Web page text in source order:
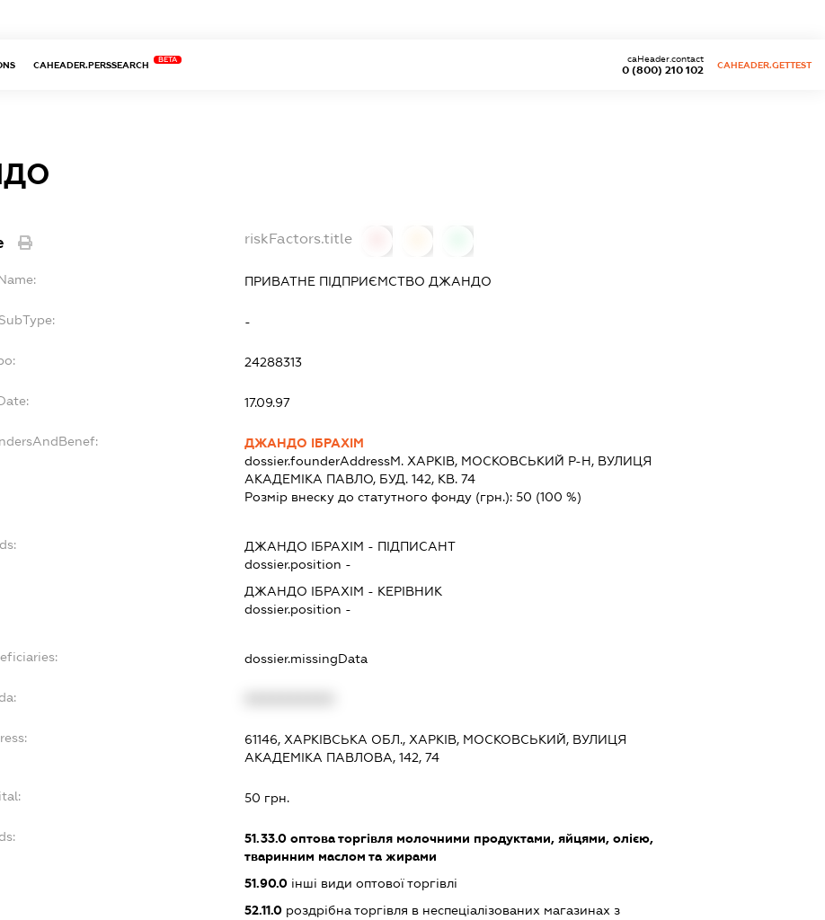
CAHEADER.PERSSEARCH
BETA
0 (800) 210 102
caHeader.contact
CAHEADER.GETTEST
riskFactors.title
ПРИВАТНЕ ПІДПРИЄМСТВО ДЖАНДО
-
24288313
17.09.97
ДЖАНДО ІБРАХІМ
dossier.founderAddressМ. ХАРКІВ, МОСКОВСЬКИЙ Р-Н, ВУЛИЦЯ
АКАДЕМІКА ПАВЛО, БУД. 142, КВ. 74
Розмір внеску до статутного фонду (грн.): 50 (100 %)
ДЖАНДО ІБРАХІМ - ПІДПИСАНТ
dossier.position -
ДЖАНДО ІБРАХІМ - КЕРІВНИК
dossier.position -
dossier.missingData
61146, ХАРКІВСЬКА ОБЛ., ХАРКІВ, МОСКОВСЬКИЙ, ВУЛИЦЯ
АКАДЕМІКА ПАВЛОВА, 142, 74
50 грн.
51.33.0оптова торгівля молочними продуктами, яйцями, олією,
тваринним маслом та жирами
51.90.0інші види оптової торгівлі
52.11.0роздрібна торгівля в неспеціалізованих магазинах з